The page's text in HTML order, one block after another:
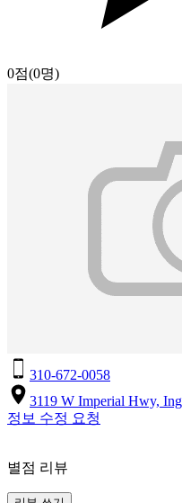
0점(0명)
310-672-0058
3119 W Imperial Hwy,
정보 수정 요청
별점 리뷰